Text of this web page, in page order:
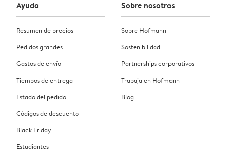
Ayuda
Resumen de precios
Pedidos grandes
Gastos de envío
Tiempos de entrega
Estado del pedido
Códigos de descuento
Black Friday
Estudiantes
Sobre nosotros
Sobre Hofmann
Sostenibilidad
Partnerships corporativos
Trabaja en Hofmann
Blog